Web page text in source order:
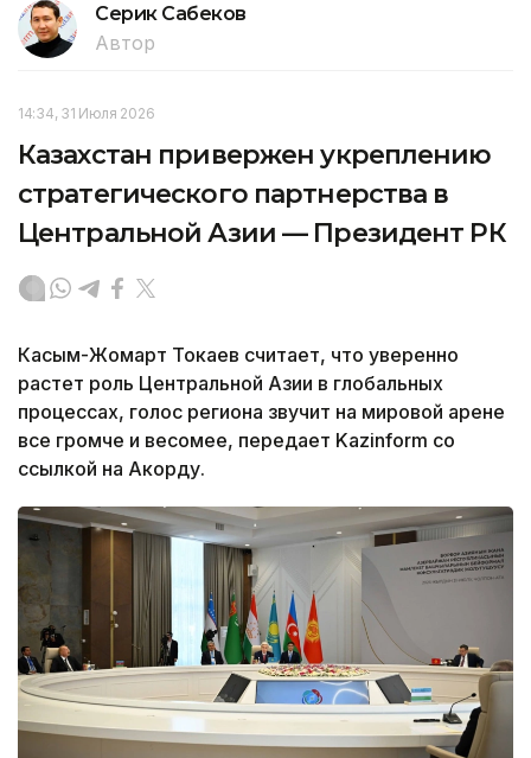
Серик Сабеков
Автор
14:34, 31 Июля 2026
Казахстан привержен укреплению
стратегического партнерства в
Центральной Азии — Президент РК
Касым-Жомарт Токаев считает, что уверенно
растет роль Центральной Азии в глобальных
процессах, голос региона звучит на мировой арене
все громче и весомее, передает Kazinform со
ссылкой на Акорду.